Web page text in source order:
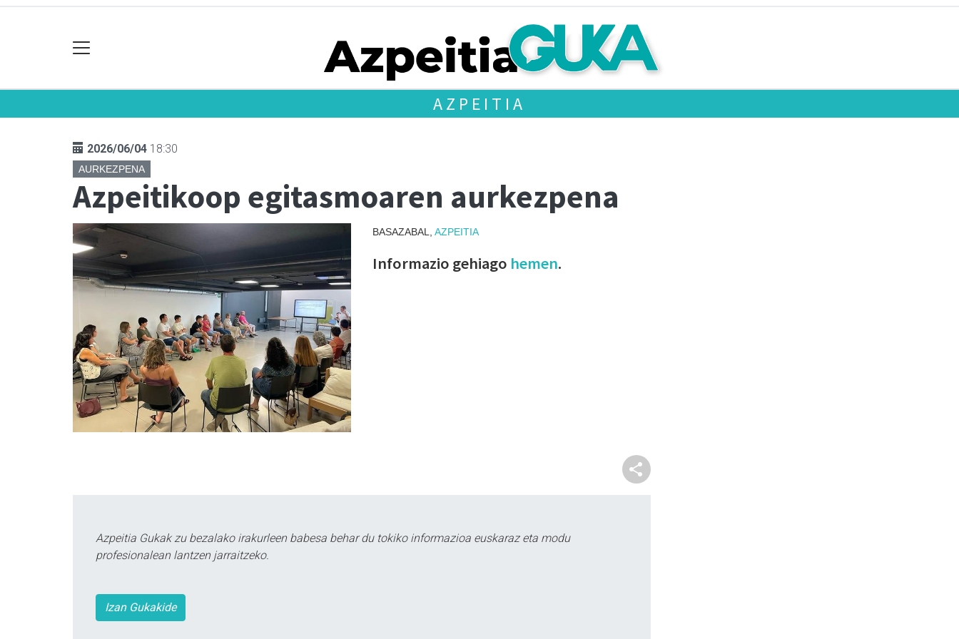
AZPEITIA
2026/06/04 18:30
AURKEZPENA
Azpeitikoop egitasmoaren aurkezpena
BASAZABAL, AZPEITIA
Informazio gehiago hemen.
Azpeitia Gukak zu bezalako irakurleen babesa behar du tokiko informazioa euskaraz eta modu
profesionalean lantzen jarraitzeko.
Izan Gukakide